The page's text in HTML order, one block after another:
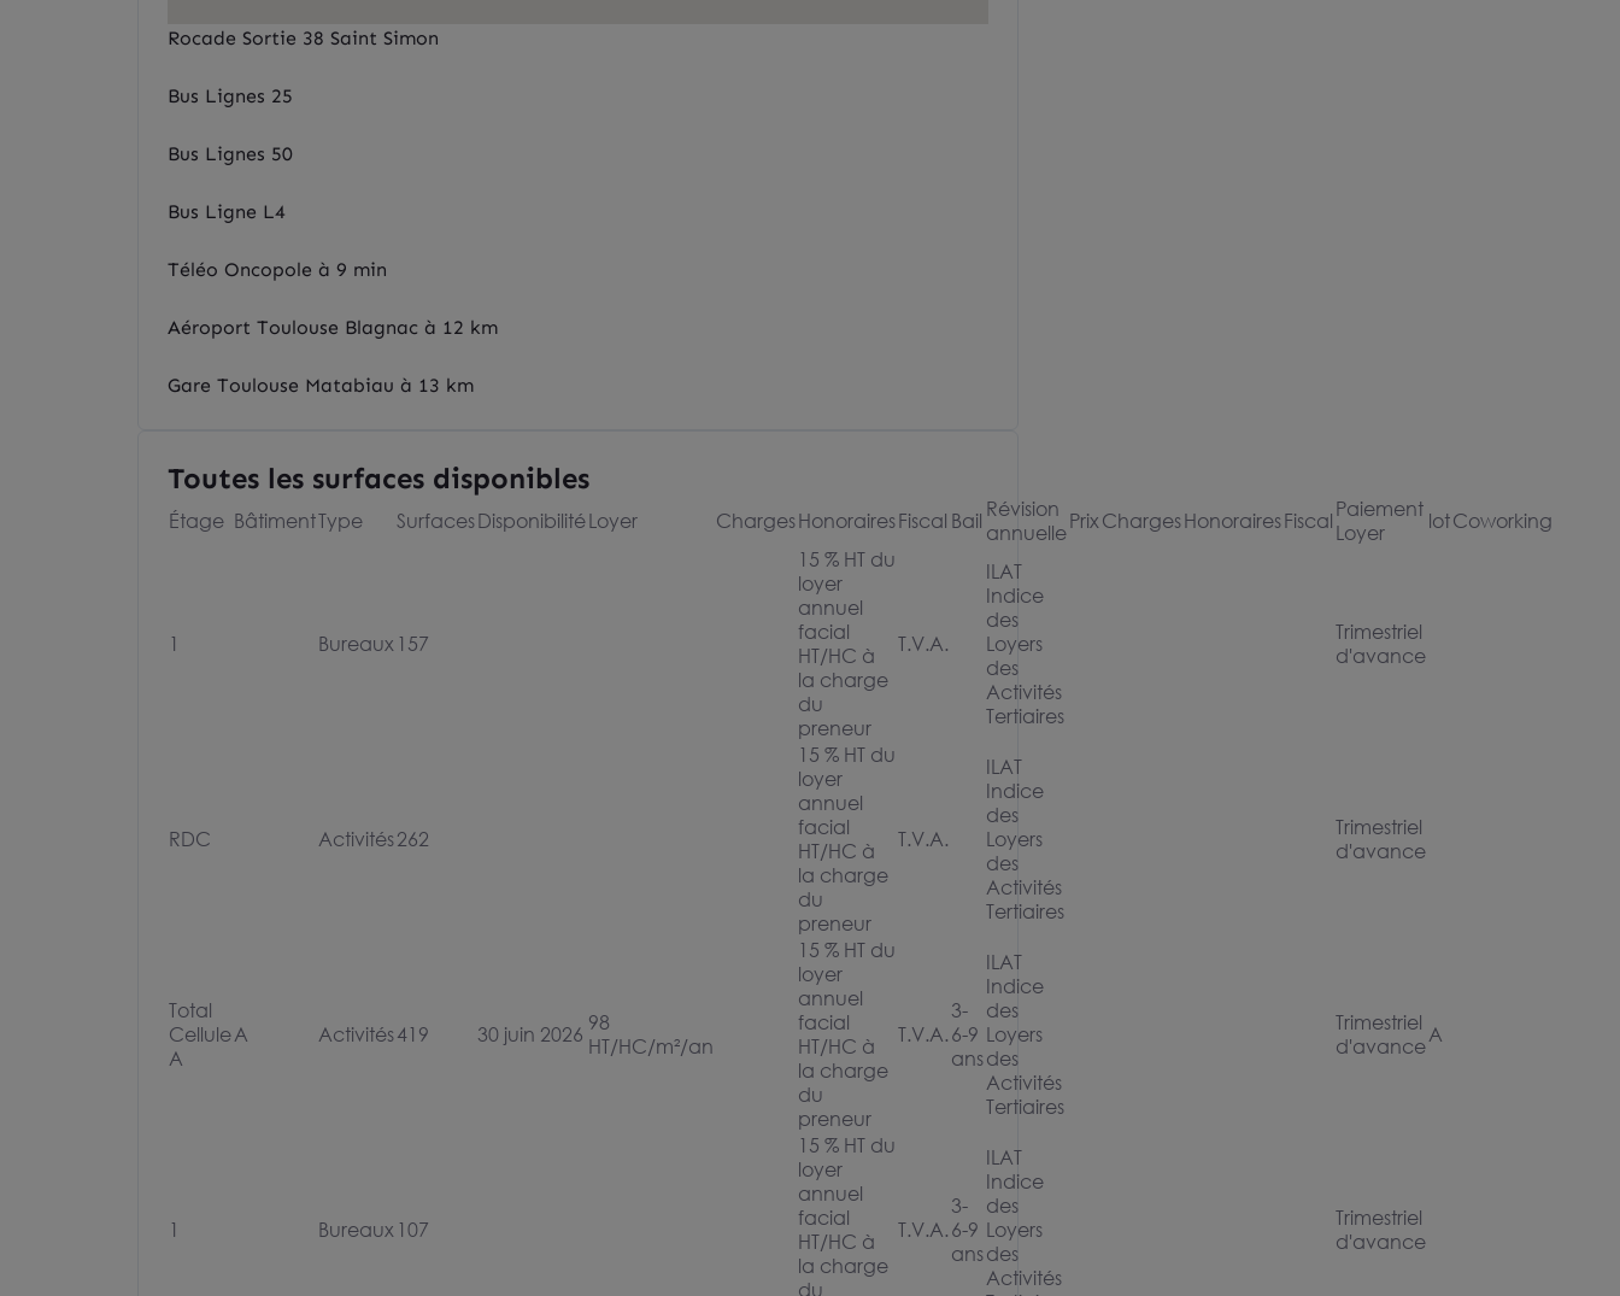
Rocade Sortie 38 Saint Simon
Bus Lignes 25
Bus Lignes 50
Bus Ligne L4
Téléo Oncopole à 9 min
Aéroport Toulouse Blagnac à 12 km
Gare Toulouse Matabiau à 13 km
Toutes les surfaces disponibles
Étage BâtimentType SurfacesDisponibilitéLoyer ChargesHonorairesFiscal Bail Révision
annuellePrixChargesHonorairesFiscal Paiement
Loyer
lotCoworking
1 Bureaux 157
15 % HT du
loyer
annuel
facial
HT/HC à
la charge
du
preneur
T.V.A.
ILAT
Indice
des
Loyers
des
Activités
Tertiaires
Trimestriel
d'avance
RDC Activités262
15 % HT du
loyer
annuel
facial
HT/HC à
la charge
du
preneur
T.V.A.
ILAT
Indice
des
Loyers
des
Activités
Tertiaires
Trimestriel
d'avance
Total
Cellule
A
A Activités419 30 juin 2026 98
HT/HC/m²/an
15 % HT du
loyer
annuel
facial
HT/HC à
la charge
du
preneur
T.V.A.
3-
6-9
ans
ILAT
Indice
des
Loyers
des
Activités
Tertiaires
Trimestriel
d'avanceA
1 Bureaux 107
15 % HT du
loyer
annuel
facial
HT/HC à
la charge
du
T.V.A.
3-
6-9
ans
ILAT
Indice
des
Loyers
des
Activités
Trimestriel
d'avance